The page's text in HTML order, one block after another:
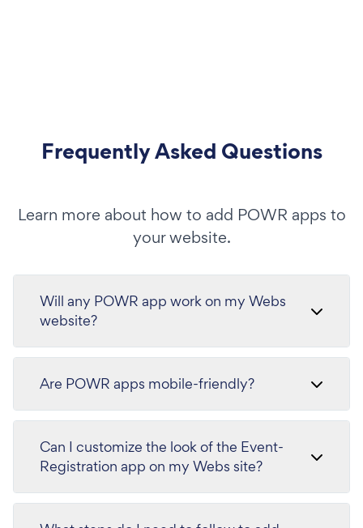
Frequently Asked Questions
Learn more about how to add POWR apps to
your website.
Will any POWR app work on my Webs
website?
Are POWR apps mobile-friendly?
Can I customize the look of the Event-
Registration app on my Webs site?